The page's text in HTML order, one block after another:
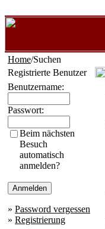
Home/Suchen
Registrierte Benutzer
Benutzername:
Passwort:
Beim nächsten
Besuch
automatisch
anmelden?
» Password vergessen
» Registrierung